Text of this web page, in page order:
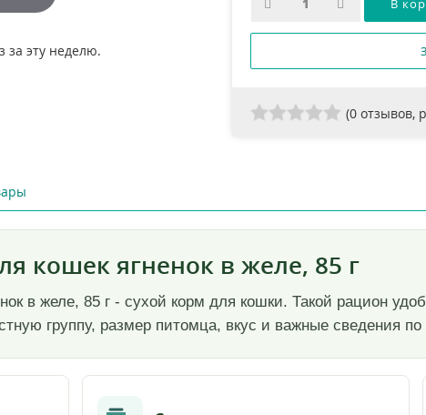
за эту неделю.
(0 отзывов,
кошек ягненок в желе, 85 г
в желе, 85 г - сухой корм для кошки. Такой рацион
группу, размер питомца, вкус и важные сведения по